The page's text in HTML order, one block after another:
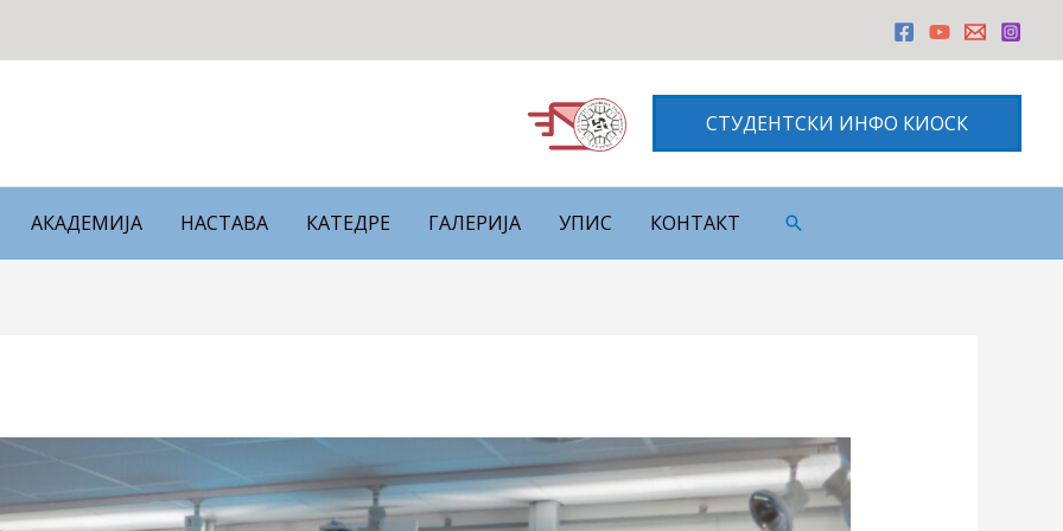
СТУДЕНТСКИ ИНФО КИОСК
АКАДЕМИЈА НАСТАВА КАТЕДРЕ ГАЛЕРИЈА УПИС КОНТАКТ Претрага